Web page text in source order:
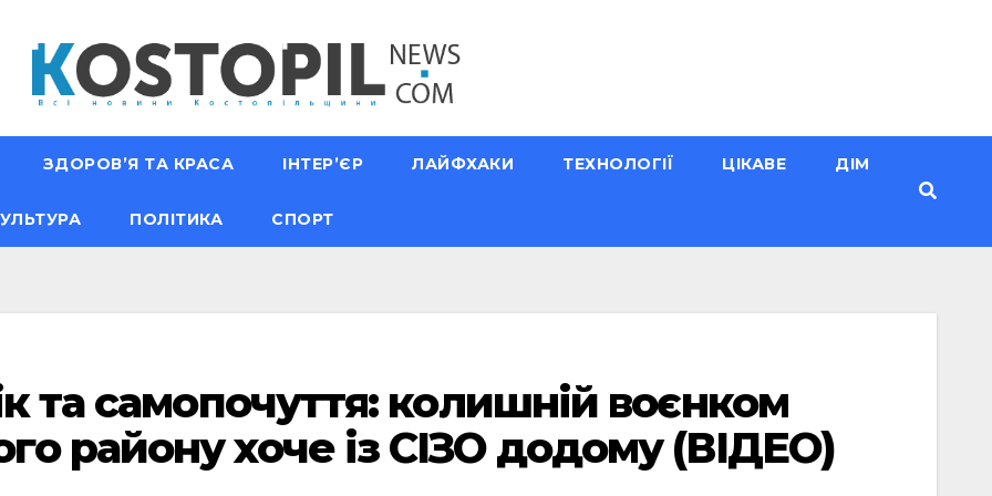
ЗДОРОВ’Я ТА КРАСА ІНТЕР’ЄР ЛАЙФХАКИ ТЕХНОЛОГІЇ ЦІКАВЕ ДІМ
ПОЛІТИКА СПОРТ
та самопочуття: колишній воєнком
району хоче із СІЗО додому (ВІДЕО)